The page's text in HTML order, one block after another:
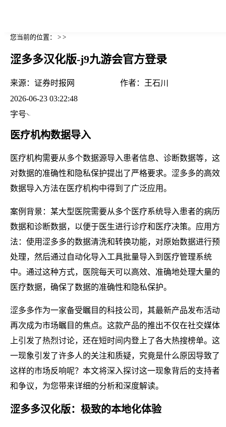
您当前的位置： > >
涩多多汉化版-j9九游会官方登录
来源： 证券时报网 作者：
王石川
2026-06-23 03:22:48
字号
医疗机构数据导入
医疗机构需要从多个数据源导入患者信息、诊断数据等，这
对数据的准确性和隐私保护提出了严格要求。涩多多的高效
数据导入方法在医疗机构中得到了广泛应用。
案例背景：某大型医院需要从多个医疗系统导入患者的病历
数据和诊断数据，以便于医生进行诊疗和医疗决策。应用方
法：使用涩多多的数据清洗和转换功能，对原始数据进行预
处理，然后通过自动化导入工具批量导入到医疗管理系统
中。通过这种方式，医院每天可以高效、准确地处理大量的
医疗数据，确保了数据的准确性和隐私保护。
涩多多作为一家备受瞩目的科技公司，其最新产品发布活动
再次成为市场瞩目的焦点。这款产品的推出不仅在社交媒体
上引发了热烈讨论，还在短时间内登上了各大热搜榜单。这
一现象引发了许多人的关注和质疑，究竟是什么原因导致了
这样的市场反响呢？本文将深入探讨这一现象背后的支持者
和争议，为您带来详细的分析和深度解读。
涩多多汉化版：极致的本地化体验